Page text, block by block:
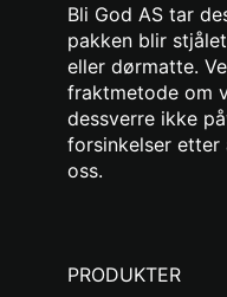
Bli God AS tar
pakken blir
eller dørmatte.
fraktmetode om
dessverre ikke
forsinkelser etter
oss.
PRODUKTER